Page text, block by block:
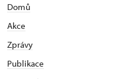
Domů
Akce
Zprávy
Publikace